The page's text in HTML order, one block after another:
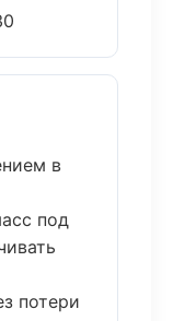
в
под
потери